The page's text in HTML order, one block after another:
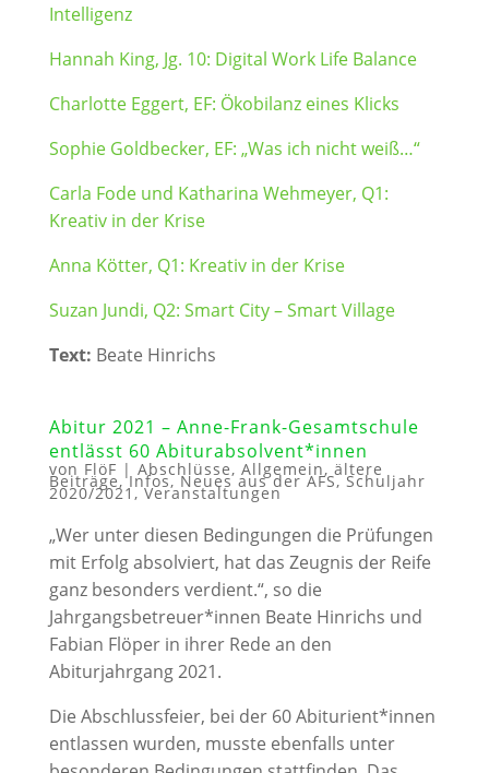
Intelligenz
Hannah King, Jg. 10: Digital Work Life Balance
Charlotte Eggert, EF: Ökobilanz eines Klicks
Sophie Goldbecker, EF: „Was ich nicht weiß…“
Carla Fode und Katharina Wehmeyer, Q1:
Kreativ in der Krise
Anna Kötter, Q1: Kreativ in der Krise
Suzan Jundi, Q2: Smart City – Smart Village
Text: Beate Hinrichs
Abitur 2021 – Anne-Frank-Gesamtschule
entlässt 60 Abiturabsolvent*innen
von FlöF | Abschlüsse, Allgemein, ältere
Beiträge,Infos,Neues aus der AFS,Schuljahr
2020/2021,Veranstaltungen
„Wer unter diesen Bedingungen die Prüfungen
mit Erfolg absolviert, hat das Zeugnis der Reife
ganz besonders verdient.“, so die
Jahrgangsbetreuer*innen Beate Hinrichs und
Fabian Flöper in ihrer Rede an den
Abiturjahrgang 2021.
Die Abschlussfeier, bei der 60 Abiturient*innen
entlassen wurden, musste ebenfalls unter